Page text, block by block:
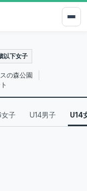
以下女子
の森公園
女子 U14男子 U14